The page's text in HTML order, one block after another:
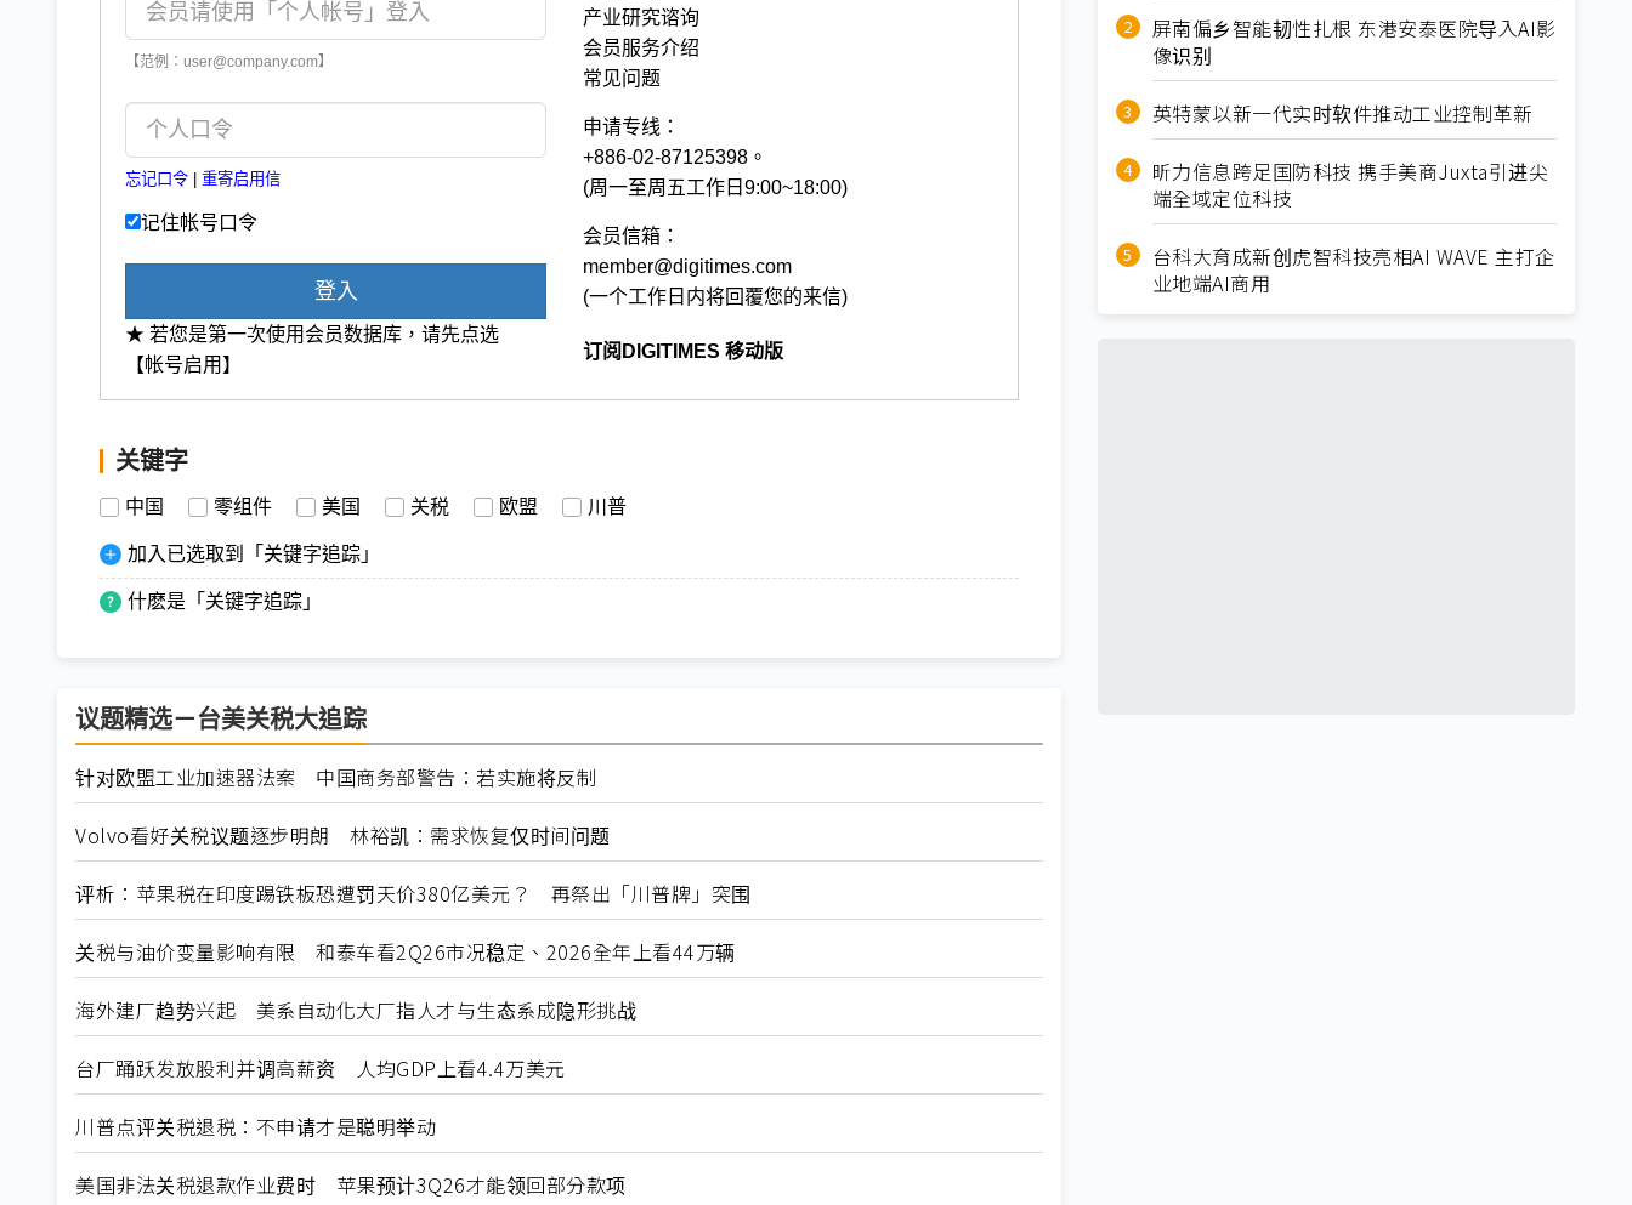
【范例：user@company.com】
忘记口令 重寄启用信
记住帐号口令
登入
★ 若您是第一次使用会员数据库，请先点选
【帐号启用】
产业研究谘询
会员服务介绍
常见问题
申请专线：
+886-02-87125398。
(周一至周五工作日9:00~18:00)
会员信箱：
member@digitimes.com
(一个工作日内将回覆您的来信)
订阅DIGITIMES 移动版
关键字
中国 零组件 美国 关税 欧盟 川普
加入已选取到「关键字追踪」
什麽是「关键字追踪」
议题精选－台美关税大追踪
针对欧盟工业加速器法案 中国商务部警告：若实施将反制
Volvo看好关税议题逐步明朗 林裕凯：需求恢复仅时间问题
评析：苹果税在印度踢铁板恐遭罚天价380亿美元？ 再祭出「川普牌」突围
关税与油价变量影响有限 和泰车看2Q26市况稳定、2026全年上看44万辆
海外建厂趋势兴起 美系自动化大厂指人才与生态系成隐形挑战
台厂踊跃发放股利并调高薪资 人均GDP上看4.4万美元
川普点评关税退税：不申请才是聪明举动
美国非法关税退款作业费时 苹果预计3Q26才能领回部分款项
屏南偏乡智能韧性扎根 东港安泰医院导入AI影
像识别
英特蒙以新一代实时软件推动工业控制革新
昕力信息跨足国防科技 携手美商Juxta引进尖
端全域定位科技
台科大育成新创虎智科技亮相AI WAVE 主打企
业地端AI商用